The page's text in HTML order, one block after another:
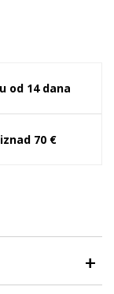
od 14 dana
70 €